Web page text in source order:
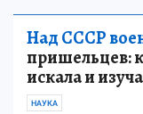
Над СССР
пришельцев:
искала и
НАУКА